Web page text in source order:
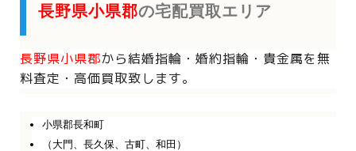
長野県小県郡の宅配買取エリア
長野県小県郡から結婚指輪・婚約指輪・貴金属を無
料査定・高価買取致します。
小県郡長和町
（大門、長久保、古町、和田）